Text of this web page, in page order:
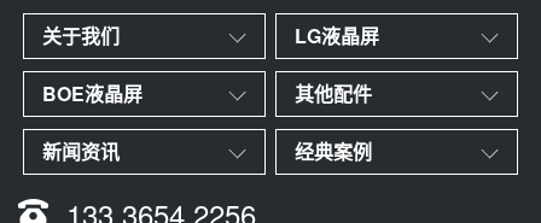
关于我们 LG液晶屏
BOE液晶屏 其他配件
新闻资讯 经典案例
133 3654 2256